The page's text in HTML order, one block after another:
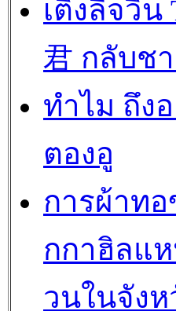
เติ้งลี่จวิน
君 กลับช
ทำไม ถึง
ตองอู
การผ้าท
กกาฮิลแ
วนในจัง